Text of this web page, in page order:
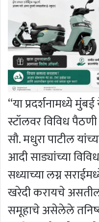
‘‘या प्रदर्शनामध्ये
स्टॉलवर विविध
सौ. मधुरा पाटील
आदी साड्यांच्या
सध्याच्या लग्न
खरेदी करायचे असतील
समूहाचे असेलेले